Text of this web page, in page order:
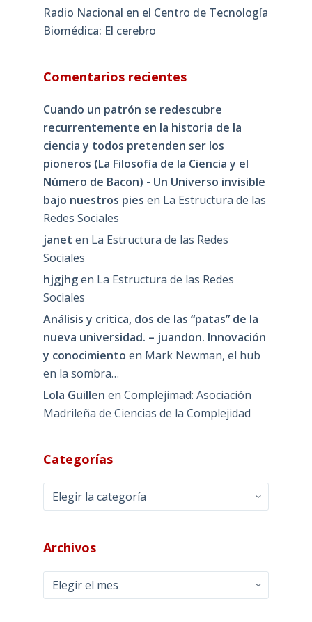
Radio Nacional en el Centro de Tecnología
Biomédica: El cerebro
Comentarios recientes
Cuando un patrón se redescubre
recurrentemente en la historia de la
ciencia y todos pretenden ser los
pioneros (La Filosofía de la Ciencia y el
Número de Bacon) - Un Universo invisible
bajo nuestros pies en La Estructura de las
Redes Sociales
janet en La Estructura de las Redes
Sociales
hjgjhgen La Estructura de las Redes
Sociales
Análisis y critica, dos de las “patas” de la
nueva universidad. – juandon. Innovación
y conocimiento en Mark Newman, el hub
en la sombra…
Lola Guillen en Complejimad: Asociación
Madrileña de Ciencias de la Complejidad
Categorías
Categorías
Archivos
Archivos